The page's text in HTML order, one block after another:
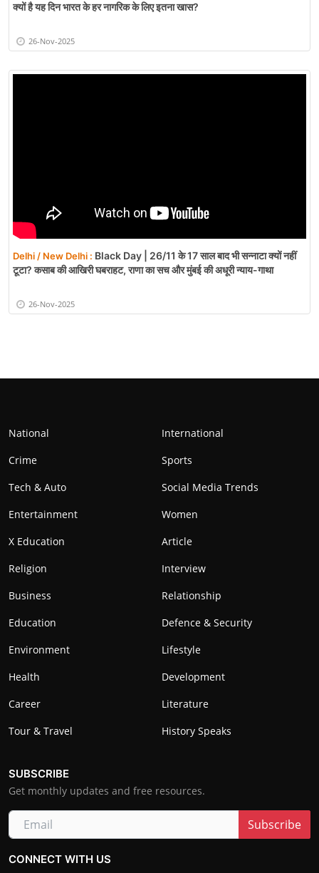
क्यों है यह दिन भारत के हर नागरिक के लिए इतना खास?
26-Nov-2025
Delhi / New Delhi : Black Day | 26/11 के 17 साल बाद भी सन्नाटा क्यों नहीं
टूटा? कसाब की आखिरी घबराहट, राणा का सच और मुंबई की अधूरी न्याय-गाथा
26-Nov-2025
National
International
Crime
Sports
Tech & Auto
Social Media Trends
Entertainment
Women
X Education
Article
Religion
Interview
Business
Relationship
Education
Defence & Security
Environment
Lifestyle
Health
Development
Career
Literature
Tour & Travel
History Speaks
SUBSCRIBE
Get monthly updates and free resources.
Subscribe
CONNECT WITH US